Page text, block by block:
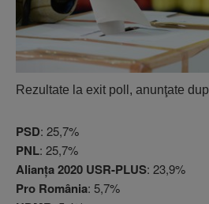
Rezultate la exit poll, anunţate
PSD: 25,7%
PNL: 25,7%
Alianţa 2020 USR-PLUS: 23,9%
Pro România: 5,7%